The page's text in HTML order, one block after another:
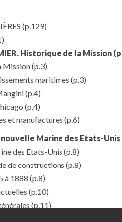
(p.129)
Historique de la Mission
Mission(p.3)
maritimes (p.3)
(p.4)
(p.4)
et manufactures (p.6)
nouvelle Marine des Etats-Unis
des Etats-Unis (p.8)
de constructions (p.8)
à 1888 (p.8)
(p.10)
(p.11)